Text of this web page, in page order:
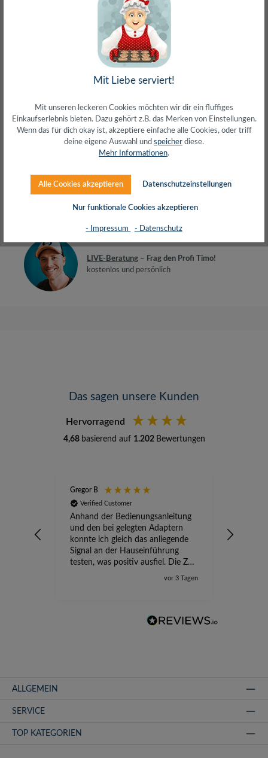
– Frag den Profi!
kostenlos und persönlich
Über 20+ Jahre Erfahrung
wir wissen von was wir sprechen
Beschreibung
Kompatibel mit Microsoft Surface Pro, Surface Laptop,
Surface Go und Surface BookDas 65-W-Netzteil lädt den
Mehr
Herstellerinfos
Bewertungen
LIVE-Beratung – Frag den Profi Timo!
kostenlos und persönlich
Das sagen unsere Kunden
Hervorragend
4,68 basierend auf 1.202 Bewertungen
Gregor B
Verified Customer
Anhand der Bedienungsanleitung
und den bei gelegten Adaptern
konnte ich gleich das anliegende
Signal an der Hauseinführung
testen, was positiv ausfiel. Die Zeit
der Ungewissheit ist jetzt vorbei,
vor 3 Tagen
ALLGEMEIN
SERVICE
TOP KATEGORIEN
Mit Liebe serviert!
Mit unseren leckeren Cookies möchten wir dir ein fluffiges
Einkaufserlebnis bieten. Dazu gehört z.B. das Merken von Einstellungen.
Wenn das für dich okay ist, akzeptiere einfache alle Cookies, oder triff
deine eigene Auswahl und speicher diese.
Mehr Informationen.
Alle Cookies akzeptieren Datenschutzeinstellungen
Nur funktionale Cookies akzeptieren
- Impressum - Datenschutz